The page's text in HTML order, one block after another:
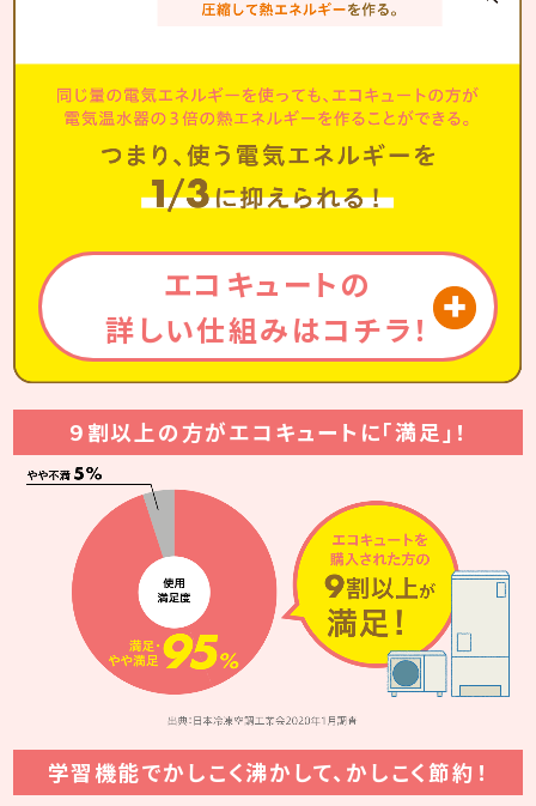
エコキュートの
詳しい仕組みはコチラ！
９割以上の方がエコキュートに「満足」！
学習機能でかしこく沸かして、かしこく節約！